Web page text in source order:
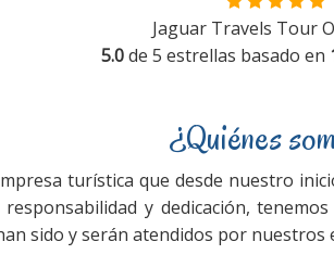
Jaguar Travels Tour
5.0de 5 estrellas basado en
¿Quiénes
turística que desde nuestro
responsabilidad y dedicación,
sido y serán atendidos por nuestros